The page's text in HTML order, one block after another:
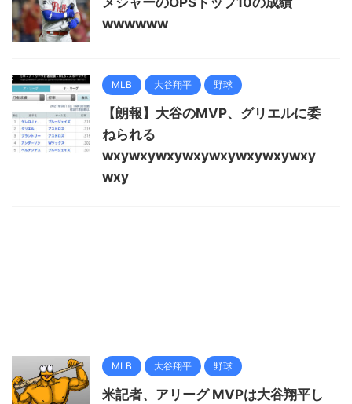
wwwwww
MLB 大谷翔平 野球
【朗報】大谷のMVP、グリエルに委
ねられる
wxywxywxywxywxywxywxywxy
wxy
MLB 大谷翔平 野球
米記者、アリーグ MVPは大谷翔平し